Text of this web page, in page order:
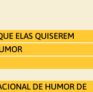
ELAS QUISEREM
DE HUMOR DE